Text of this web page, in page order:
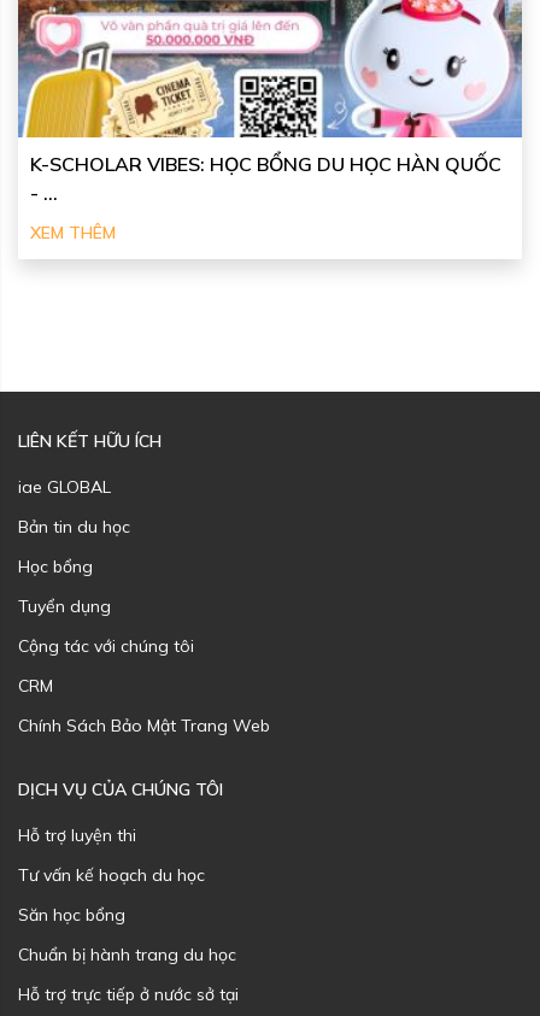
K-SCHOLAR VIBES: HỌC BỔNG DU HỌC HÀN QUỐC
- ...
XEM THÊM
LIÊN KẾT HỮU ÍCH
iae GLOBAL
Bản tin du học
Học bổng
Tuyển dụng
Cộng tác với chúng tôi
CRM
Chính Sách Bảo Mật Trang Web
DỊCH VỤ CỦA CHÚNG TÔI
Hỗ trợ luyện thi
Tư vấn kế hoạch du học
Săn học bổng
Chuẩn bị hành trang du học
Hỗ trợ trực tiếp ở nước sở tại